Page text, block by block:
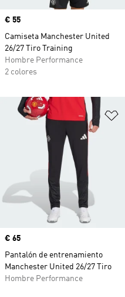
Precio
€ 55
Camiseta Manchester United
26/27 Tiro Training
Hombre Performance
2 colores
Precio
€ 65
Pantalón de entrenamiento
Manchester United 26/27 Tiro
Hombre Performance